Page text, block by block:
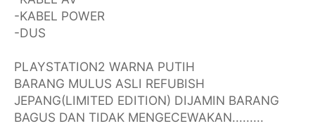
-KABEL POWER
-DUS
PLAYSTATION2 WARNA PUTIH
BARANG MULUS ASLI REFUBISH
JEPANG(LIMITED EDITION) DIJAMIN BARANG
BAGUS DAN TIDAK MENGECEWAKAN.........